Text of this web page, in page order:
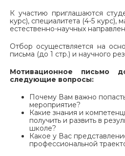
К участию приглашаются
курс), специалитета (4-5 курс),
естественно-научных
Отбор осуществляется на
письма (до 1 стр.) и научного
Мотивационное письмо
следующие вопросы:
Почему Вам важно
мероприятие?
Какие знания и
получить и развить в
школе?
Какое у Вас
профессиональной